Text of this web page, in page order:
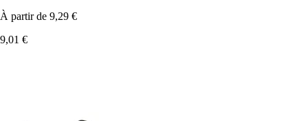
À partir de 9,29 €
9,01 €